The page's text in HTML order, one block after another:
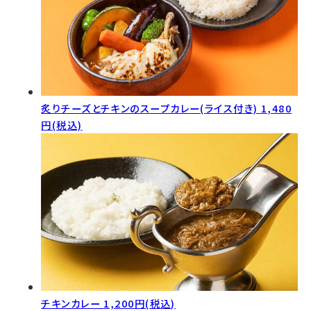
炙りチーズとチキンのスープカレー(ライス付き) 1,480
円(税込)
チキンカレー 1,200円(税込)